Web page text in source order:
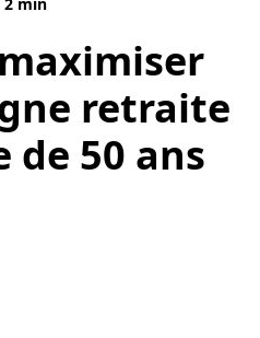
retraite
de 50 ans